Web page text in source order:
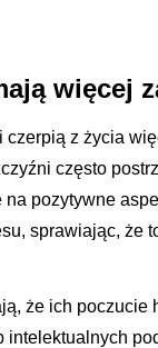
więcej
z życia
często
pozytywne
sprawiając, że
że ich poczucie